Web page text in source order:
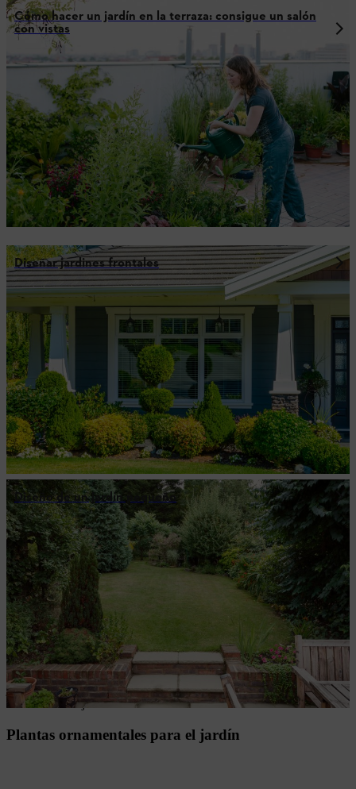
Cómo hacer un jardín en la terraza: consigue un salón
con vistas
Diseñar jardines frontales
Diseño de un jardín pequeño
preparar el jardín
Para que tu jardín se mantenga siempre bien cuidado, es importante
identificar y eliminar las malas hierbas con regularidad, abonar
correctamente el jardín y garantizar un crecimiento óptimo mediante
la mejora del suelo.
Cultivar y plantar plantas
Tanto si plantas y cuidas parterres como si plantas en una valla de
jardín o cortas tus propios esquejes, hay muchas formas de mantener
el verdor en tu jardín.
Plantas ornamentales para el jardín